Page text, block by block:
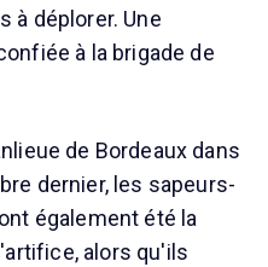
à déplorer. Une
à la brigade de
de Bordeaux dans
dernier, les sapeurs-
également été la
alors qu'ils